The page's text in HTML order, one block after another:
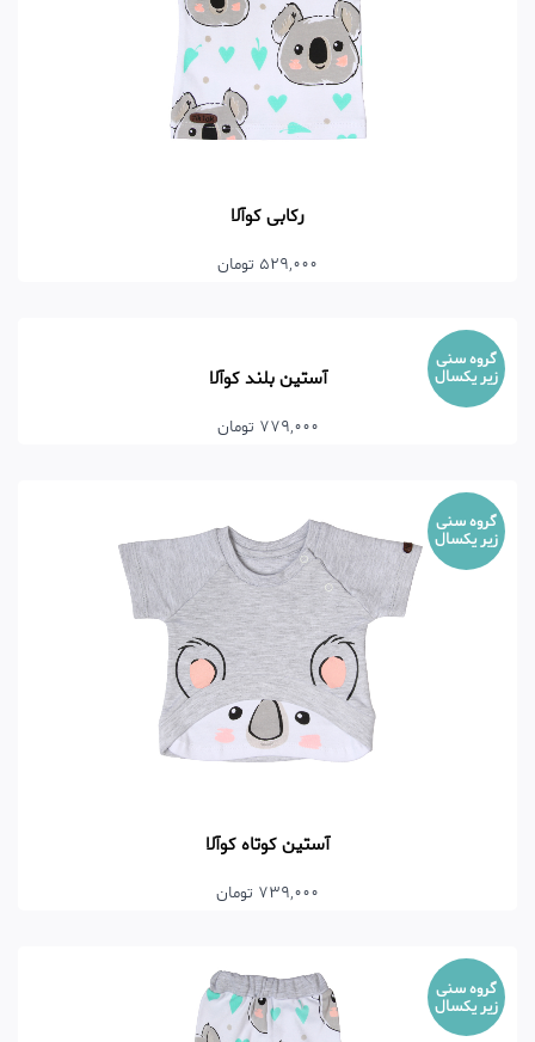
رکابی کوآلا
529,000 تومان
گروه سنی
زیر یکسال آستین بلند کوآلا
779,000 تومان
گروه سنی
زیر یکسال
آستین کوتاه کوآلا
739,000 تومان
گروه سنی
زیر یکسال